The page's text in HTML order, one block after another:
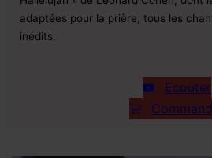
adaptées pour la prière, tous les
inédits.
Ecouter